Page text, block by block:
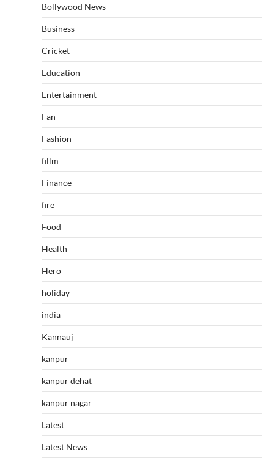
Bollywood News
Business
Cricket
Education
Entertainment
Fan
Fashion
fillm
Finance
fire
Food
Health
Hero
holiday
india
Kannauj
kanpur
kanpur dehat
kanpur nagar
Latest
Latest News